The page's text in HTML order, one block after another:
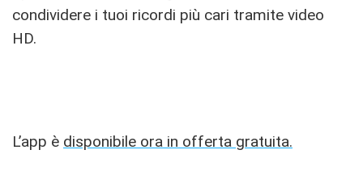
condividere i tuoi ricordi più cari tramite video
HD.
L’app è disponibile ora in offerta gratuita.